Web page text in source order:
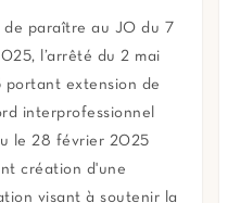
de paraître au JO du 7
l’arrêté du 2 mai
portant extension de
interprofessionnel
le 28 février 2025
création d'une
visant à soutenir la